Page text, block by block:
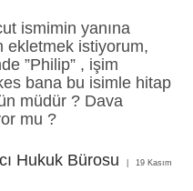
ismimin yanına
ekletmek istiyorum,
”Philip” , işim
bana bu isimle hitap
müdür ? Dava
mu ?
Hukuk Bürosu 19 Kasım